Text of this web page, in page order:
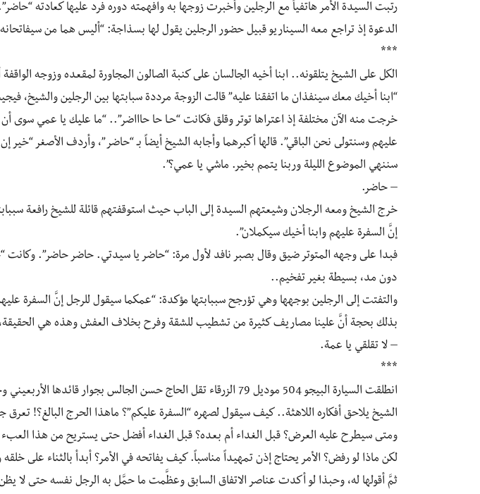
رتبت السيدة الأمر هاتفياً مع الرجلين وأخبرت زوجها به وافهمته دوره فرد عليها كعادته
الدعوة إذ تراجع معه السيناريو قبيل حضور الرجلين يقول لها بسذاجة: “أليس هما من
***
الكل على الشيخ يتلقونه.. ابنا أخيه الجالسان على كنبة الصالون المجاورة لمقعده وزوجه
“ابنا أخيك معك سينفذان ما اتفقنا عليه” قالت الزوجة مرددة سبابتها بين الرجلين والشيخ،
خرجت منه الآن مختلفة إذ اعتراها توتر وقلق فكانت “حـا حا حاااضر”.. “ما عليك يا عمي سوى
عليهم وسنتولى نحن الباقي”. قالها أكبرهما وأجابه الشيخ أيضاً بـ “حاضر”، وأردف الأصغر “خير
سننهي الموضوع الليلة وربنا يتمم بخير. ماشي يا عمي؟”.
– حاضر.
خرج الشيخ ومعه الرجلان وشيعتهم السيدة إلى الباب حيث استوقفتهم قائلة للشيخ رافعة
إنَّ السفرة عليهم وابنا أخيك سيكملان”.
فبدا على وجهه المتوتر ضيق وقال بصبر نافد لأول مرة: “حاضر يا سيدتي. حاضر حاضر”. وكانت
دون مد، بسيطة بغير تفخيم..
والتفتت إلى الرجلين بوجهها وهي تؤرجح سببابتها مؤكدة: “عمكما سيقول للرجل إنَّ السفرة
بذلك بحجة أنَّ علينا مصاريف كثيرة من تشطيب للشقة وفرح بخلاف العفش وهذه هي
– لا تقلقي يا عمة.
***
انطلقت السيارة البيجو 504 موديل 79 الزرقاء تقل الحاج حسن الجالس بجوار قائدها
الشيخ يلاحق أفكاره اللاهثة.. كيف سيقول لصهره “السفرة عليكم”؟ ماهذا الحرج البالغ؟!
ومتى سيطرح عليه العرض؟ قبل الغداء أم بعده؟ قبل الغداء أفضل حتى يستريح من هذا
لكن ماذا لو رفض؟ الأمر يحتاج إذن تمهيداً مناسباً. كيف يفاتحه في الأمر؟ أبدأ بالثناء على
ثمَّ أقولها له، وحبذا لو أكدت عناصر الاتفاق السابق وعظَّمت ما حمَّل به الرجل نفسه حتى لا